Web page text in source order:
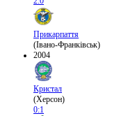
Прикарпаття
(Івано-Франківськ)
2004
Кристал
(Херсон)
0:1